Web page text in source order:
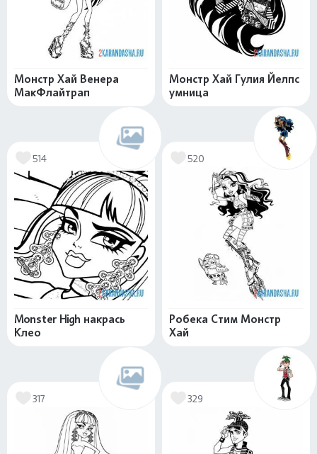
Монстр Хай Венера
МакФлайтрап
Монстр Хай Гулия Йелпс
умница
514
Monster High накрась
Клео
520
Робека Стим Монстр
Хай
317 329